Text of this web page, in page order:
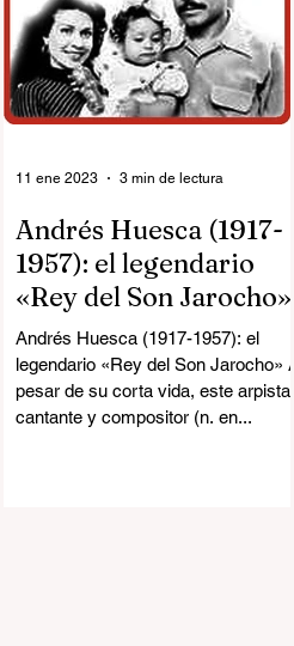
Andrés Huesca (1917-
1957): el legendario
«Rey del Son Jarocho»
Andrés Huesca (1917-1957): el
legendario «Rey del Son Jarocho» A
pesar de su corta vida, este arpista,
cantante y compositor (n. en...
11 ene 2023 3 min de lectura